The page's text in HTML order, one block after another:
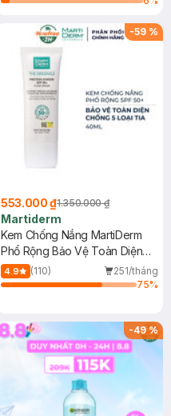
-59 %
553.000 ₫1.350.000 ₫
Martiderm
Kem Chống Nắng MartiDerm
Phổ Rộng Bảo Vệ Toàn Diện
40ml
4.9 (110)
251/tháng
75%
-49%